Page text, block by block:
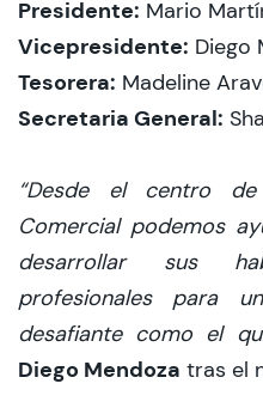
Presidente: Mario
Vicepresidente: Diego
Tesorera: Madeline
Secretaria General:
“Desde el centro
Comercial podemos
desarrollar sus
profesionales para
desafiante como el
Diego Mendoza tras el